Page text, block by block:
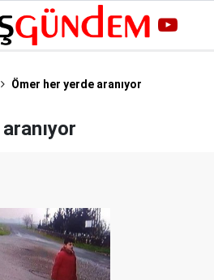
Ömer her yerde aranıyor